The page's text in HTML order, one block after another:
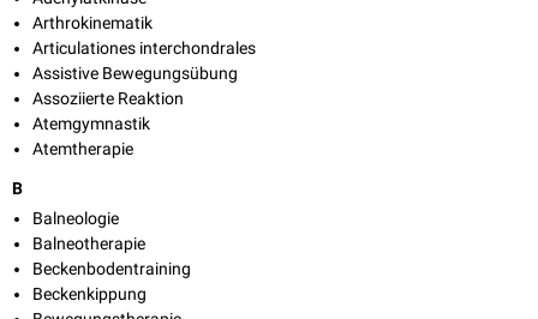
Arthrokinematik
Articulationes interchondrales
Assistive Bewegungsübung
Assoziierte Reaktion
Atemgymnastik
Atemtherapie
B
Balneologie
Balneotherapie
Beckenbodentraining
Beckenkippung